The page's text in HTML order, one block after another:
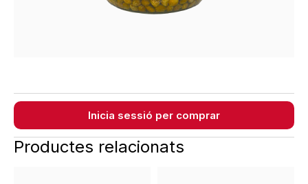
Inicia sessió per comprar
Productes relacionats